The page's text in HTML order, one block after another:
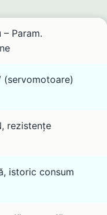
Param.
(servomotoare)
rezistențe
istoric consum